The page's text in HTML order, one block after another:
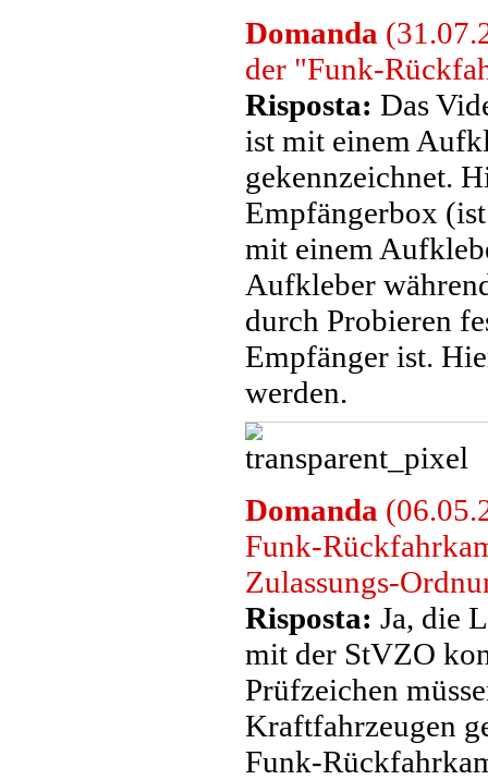
Domanda
der "Funk-
Risposta: Das
ist mit einem
gekennzeichnet.
Empfängerbox
mit einem
Aufkleber
durch Probieren
Empfänger ist.
werden.
Domanda
Funk-
Zulassungs-
Risposta: Ja, die
mit der StVZO
Prüfzeichen
Kraftfahrzeugen
Funk-